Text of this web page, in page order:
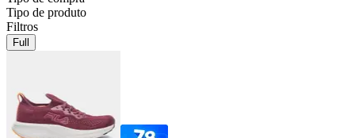
Tipo de produto
Filtros
Full